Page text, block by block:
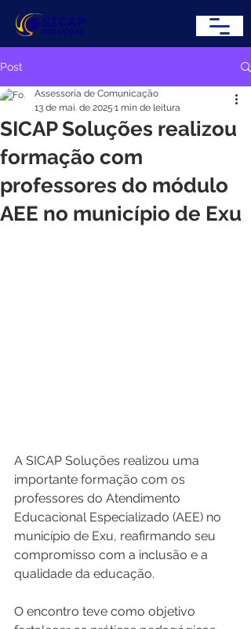
Post
SICAP Soluções realizou
formação com
professores do módulo
AEE no município de Exu
Assessoria de Comunicação
13 de mai. de 2025 1 min de leitura
A SICAP Soluções realizou uma
importante formação com os
professores do Atendimento
Educacional Especializado (AEE) no
município de Exu, reafirmando seu
compromisso com a inclusão e a
qualidade da educação.
O encontro teve como objetivo